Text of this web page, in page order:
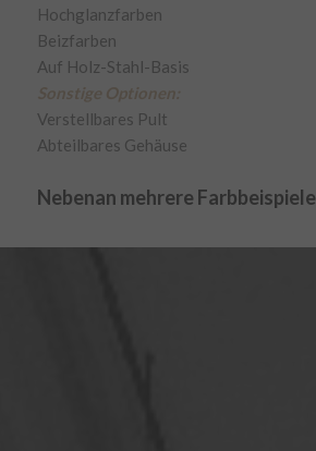
Hochglanzfarben
Beizfarben
Auf Holz-Stahl-Basis
Sonstige Optionen:
Verstellbares Pult
Abteilbares Gehäuse
Nebenan mehrere Farbbeispiele